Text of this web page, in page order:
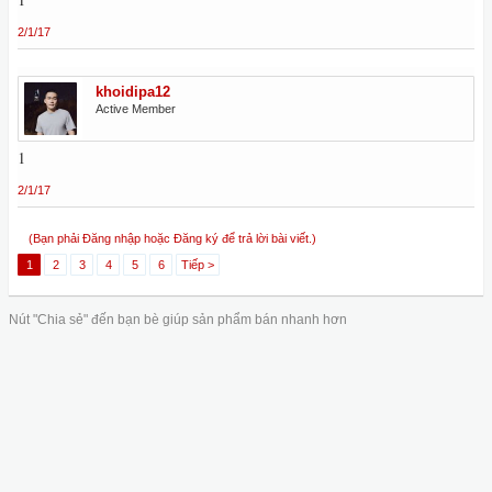
2/1/17
khoidipa12
Active Member
1
2/1/17
(Bạn phải Đăng nhập hoặc Đăng ký để trả lời bài viết.)
1
2 3 4 5 6 Tiếp >
Nút "Chia sẻ" đến bạn bè giúp sản phẩm bán nhanh hơn